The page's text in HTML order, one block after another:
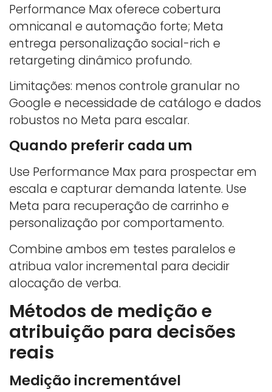
Performance Max oferece cobertura
omnicanal e automação forte; Meta
entrega personalização social-rich e
retargeting dinâmico profundo.
Limitações: menos controle granular no
Google e necessidade de catálogo e dados
robustos no Meta para escalar.
Quando preferir cada um
Use Performance Max para prospectar em
escala e capturar demanda latente. Use
Meta para recuperação de carrinho e
personalização por comportamento.
Combine ambos em testes paralelos e
atribua valor incremental para decidir
alocação de verba.
Métodos de medição e
atribuição para decisões
reais
Medição incrementável